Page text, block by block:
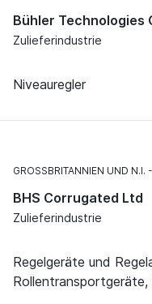
Bühler Technologies
Zulieferindustrie
Niveauregler
GROSSBRITANNIEN UND N.I.
BHS Corrugated Ltd
Zulieferindustrie
Regelgeräte und
Rollentransportgeräte,